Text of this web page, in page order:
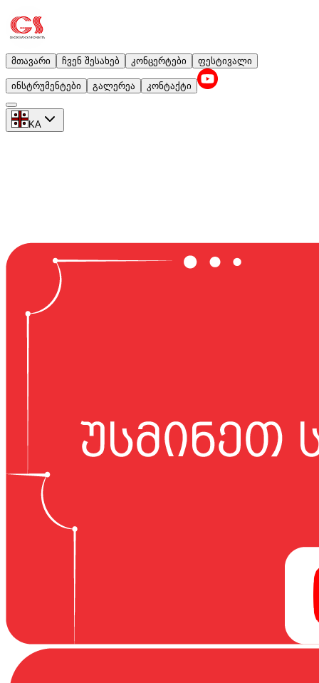
მთავარი ჩვენ შესახებ კონცერტები ფესტივალი
ინსტრუმენტები გალერეა კონტაქტი
KA